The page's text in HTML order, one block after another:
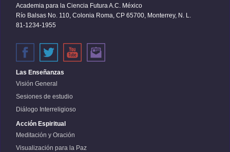
Academia para la Ciencia Futura A.C. México
Río Balsas No. 110, Colonia Roma, CP 65700, Monterrey, N. L.
81-1234-1955
Las Enseñanzas
Visión General
Sesiones de estudio
Diálogo Interreligioso
Acción Espiritual
Meditación y Oración
Visualización para la Paz